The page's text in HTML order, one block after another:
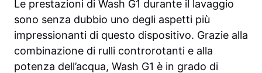
Le prestazioni di Wash G1 durante il lavaggio
sono senza dubbio uno degli aspetti più
impressionanti di questo dispositivo. Grazie alla
combinazione di rulli controrotanti e alla
potenza dell’acqua, Wash G1 è in grado di